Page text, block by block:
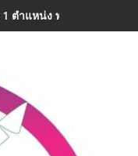
ตำแหน่ง พร้อมลุยงานทันที